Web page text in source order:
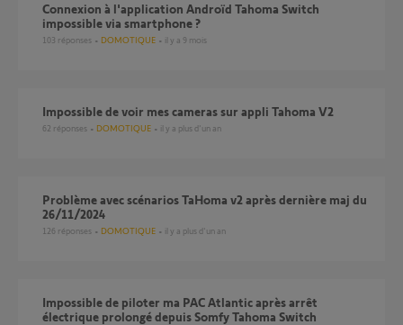
Connexion à l'application Androïd Tahoma Switch
impossible via smartphone ?
103 réponses DOMOTIQUE il y a 9 mois
Impossible de voir mes cameras sur appli Tahoma V2
62 réponses DOMOTIQUE il y a plus d'un an
Problème avec scénarios TaHoma v2 après dernière maj du
26/11/2024
126 réponses DOMOTIQUE il y a plus d'un an
Impossible de piloter ma PAC Atlantic après arrêt
électrique prolongé depuis Somfy Tahoma Switch